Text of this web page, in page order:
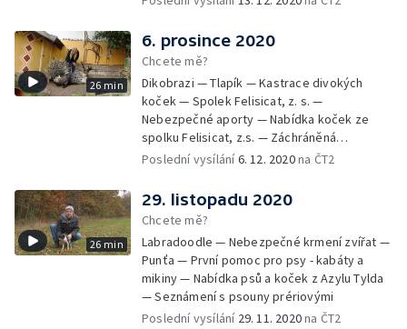
26 min
6. prosince 2020
Chcete mě?
Dikobrazi — Tlapík — Kastrace divokých
koček — Spolek Felisicat, z. s. —
Nebezpečné aporty — Nabídka koček ze
spolku Felisicat, z.s. — Záchráněná
labradorka Terezka
Poslední vysílání6. 12. 2020na ČT2
26 min
29. listopadu 2020
Chcete mě?
Labradoodle — Nebezpečné krmení zvířat —
Punťa — První pomoc pro psy - kabáty a
mikiny — Nabídka psů a koček z Azylu Tylda
— Seznámení s psouny prériovými
Poslední vysílání 29. 11. 2020na ČT2